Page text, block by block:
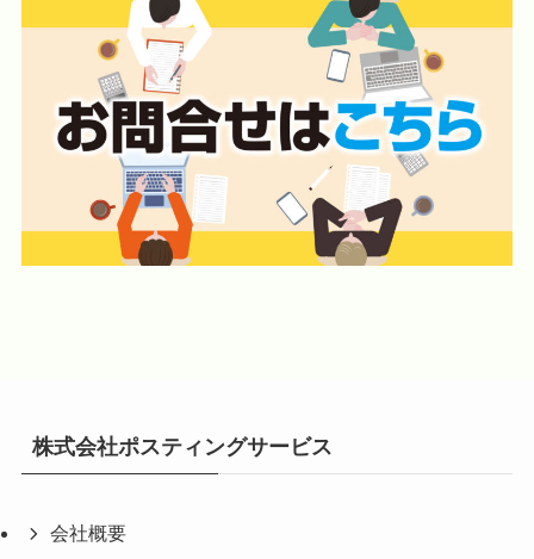
株式会社ポスティングサービス
会社概要